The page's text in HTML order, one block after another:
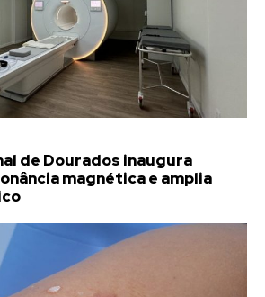
de Dourados inaugura
magnética e amplia